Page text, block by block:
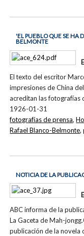
'EL PUEBLO QUE SE HA
BELMONTE
El texto del escritor
impresiones de China
acreditan las fotografías
1926-01-31
fotografías de prensa,
Rafael Blanco-Belmonte,
NOTICIA DE LA
ABC informa de la
La Gaceta de Mah-
publicación de la novela